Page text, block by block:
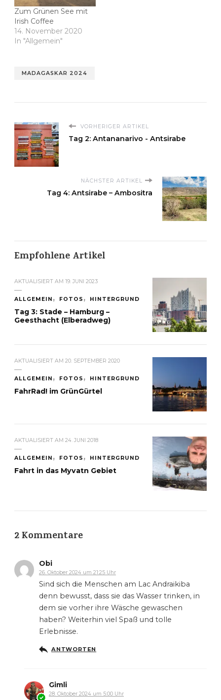
Zum Grünen See mit
Irish Coffee
14. November 2020
In "Allgemein"
MADAGASKAR 2024
VORHERIGER ARTIKEL
Tag 2: Antananarivo - Antsirabe
NÄCHSTER ARTIKEL
Tag 4: Antsirabe – Ambositra
Empfohlene Artikel
AKTUALISIERT AM 19. JUNI 2023
ALLGEMEIN FOTOS HINTERGRUND
Tag 3: Stade – Hamburg –
Geesthacht (Elberadweg)
AKTUALISIERT AM 20. SEPTEMBER 2020
ALLGEMEIN FOTOS HINTERGRUND
FahrRad! im GrünGürtel
AKTUALISIERT AM 24. JUNI 2018
ALLGEMEIN FOTOS HINTERGRUND
Fahrt in das Myvatn Gebiet
2 Kommentare
Obi
26. Oktober 2024 um 21:25 Uhr
Sind sich die Menschen am Lac Andraikiba
denn bewusst, dass sie das Wasser trinken, in
dem sie vorher ihre Wäsche gewaschen
haben? Weiterhin viel Spaß und tolle
Erlebnisse.
ANTWORTEN
Gimli
28. Oktober 2024 um 5:00 Uhr